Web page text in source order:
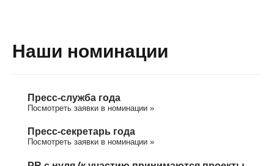
Наши номинации
Пресс-служба года
Посмотреть заявки в номинации »
Пресс-секретарь года
Посмотреть заявки в номинации »